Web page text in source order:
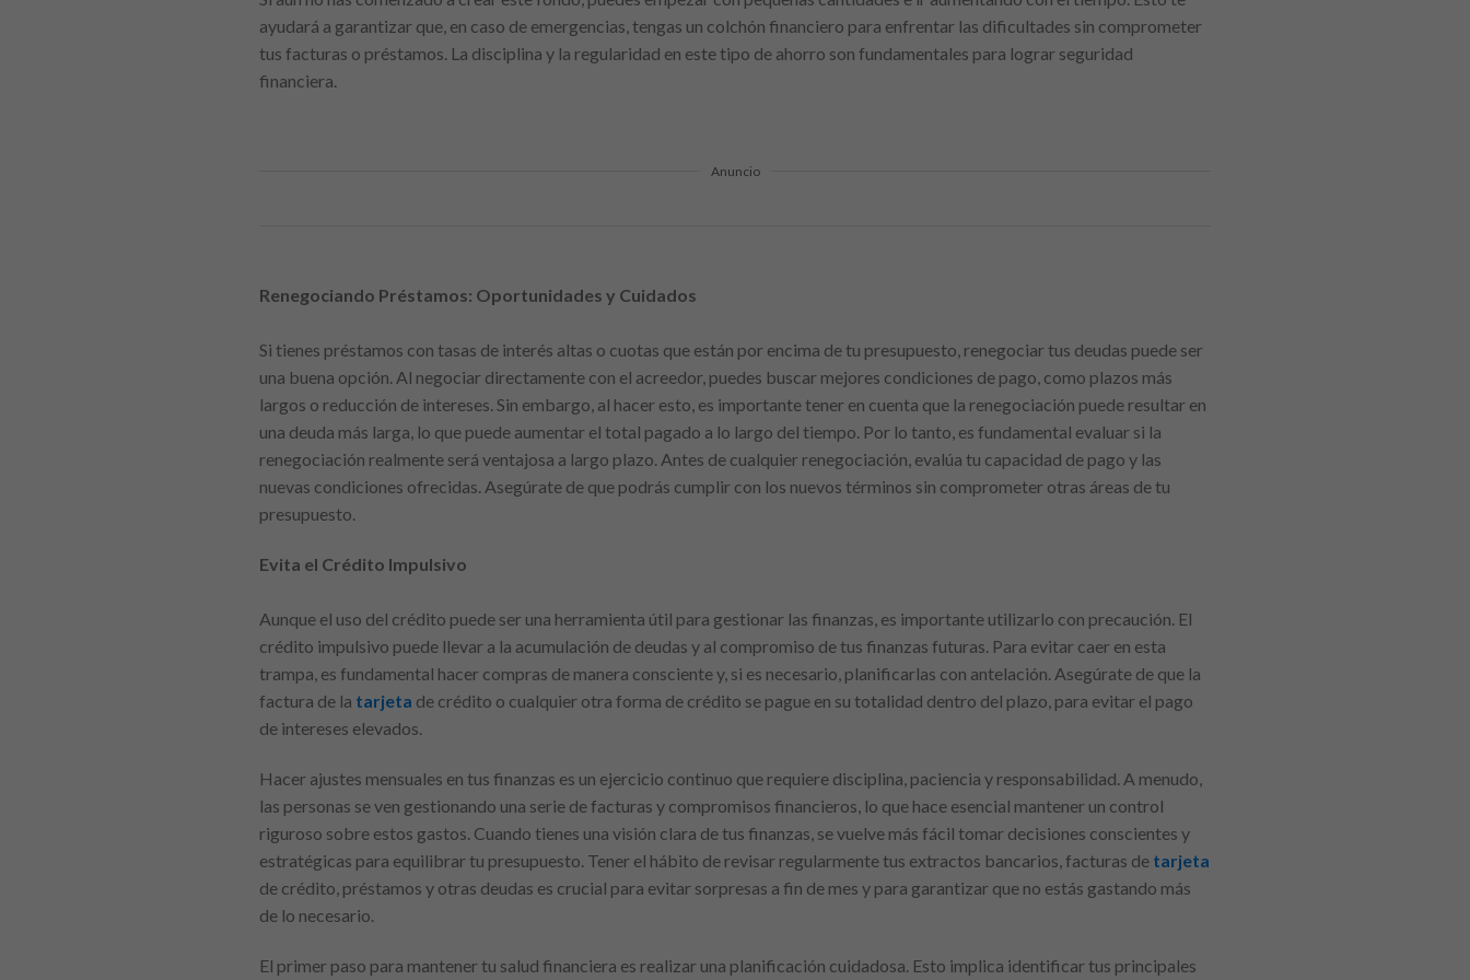
ayudará a garantizar que, en caso de emergencias, tengas un colchón financiero para enfrentar las dificultades sin comprometer
tus facturas o préstamos. La disciplina y la regularidad en este tipo de ahorro son fundamentales para lograr seguridad
financiera.
Anuncio
Renegociando Préstamos: Oportunidades y Cuidados
Si tienes préstamos con tasas de interés altas o cuotas que están por encima de tu presupuesto, renegociar tus deudas puede ser
una buena opción. Al negociar directamente con el acreedor, puedes buscar mejores condiciones de pago, como plazos más
largos o reducción de intereses. Sin embargo, al hacer esto, es importante tener en cuenta que la renegociación puede resultar en
una deuda más larga, lo que puede aumentar el total pagado a lo largo del tiempo. Por lo tanto, es fundamental evaluar si la
renegociación realmente será ventajosa a largo plazo. Antes de cualquier renegociación, evalúa tu capacidad de pago y las
nuevas condiciones ofrecidas. Asegúrate de que podrás cumplir con los nuevos términos sin comprometer otras áreas de tu
presupuesto.
Evita el Crédito Impulsivo
Aunque el uso del crédito puede ser una herramienta útil para gestionar las finanzas, es importante utilizarlo con precaución. El
crédito impulsivo puede llevar a la acumulación de deudas y al compromiso de tus finanzas futuras. Para evitar caer en esta
trampa, es fundamental hacer compras de manera consciente y, si es necesario, planificarlas con antelación. Asegúrate de que la
factura de la tarjeta de crédito o cualquier otra forma de crédito se pague en su totalidad dentro del plazo, para evitar el pago
de intereses elevados.
Hacer ajustes mensuales en tus finanzas es un ejercicio continuo que requiere disciplina, paciencia y responsabilidad. A menudo,
las personas se ven gestionando una serie de facturas y compromisos financieros, lo que hace esencial mantener un control
riguroso sobre estos gastos. Cuando tienes una visión clara de tus finanzas, se vuelve más fácil tomar decisiones conscientes y
estratégicas para equilibrar tu presupuesto. Tener el hábito de revisar regularmente tus extractos bancarios, facturas de tarjeta
de crédito, préstamos y otras deudas es crucial para evitar sorpresas a fin de mes y para garantizar que no estás gastando más
de lo necesario.
El primer paso para mantener tu salud financiera es realizar una planificación cuidadosa. Esto implica identificar tus principales